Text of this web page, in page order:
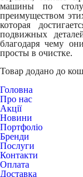
машины по
преимуществом
которая
подвижных
благодаря чему
просты в очистке.
Товар додано до
Головна
Про нас
Акції
Новини
Портфоліо
Бренди
Послуги
Контакти
Оплата
Доставка